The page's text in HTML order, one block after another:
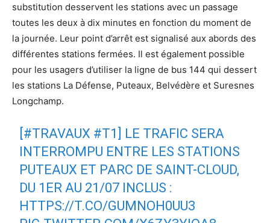
substitution desservent les stations avec un passage
toutes les deux à dix minutes en fonction du moment de
la journée. Leur point d’arrêt est signalisé aux abords des
différentes stations fermées. Il est également possible
pour les usagers d’utiliser la ligne de bus 144 qui dessert
les stations La Défense, Puteaux, Belvédère et Suresnes
Longchamp.
#TRAVAUX #T1
] LE TRAFIC SERA
INTERROMPU ENTRE LES STATIONS
PUTEAUX ET PARC DE SAINT-CLOUD,
DU 1ER AU 21/07 INCLUS :
HTTPS://T.CO/GUMNOH0UU3